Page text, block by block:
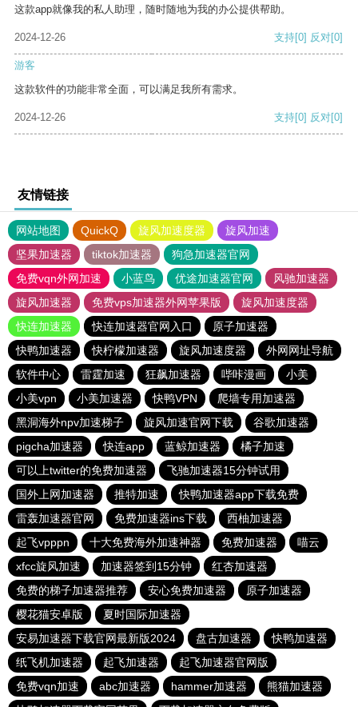
这款app就像我的私人助理，随时随地为我的办公提供帮助。
2024-12-26 支持[0] 反对[0]
游客
这款软件的功能非常全面，可以满足我所有需求。
2024-12-26 支持[0] 反对[0]
友情链接
网站地图 QuickQ 旋风加速度器
旋风加速
坚果加速器
tiktok加速器
狗急加速器官网
免费vqn外网加速
小蓝鸟 优途加速器官网
风驰加速器
旋风加速器
免费vps加速器外网苹果版
旋风加速度器
快连加速器
快连加速器官网入口
原子加速器
快鸭加速器
快柠檬加速器 旋风加速度器
外网网址导航
软件中心
雷霆加速 狂飙加速器 哔咔漫画
小美
小美vpn
小美加速器 快鸭VPN
爬墙专用加速器
黑洞海外npv加速梯子
旋风加速官网下载
谷歌加速器
pigcha加速器
快连app 蓝鲸加速器
橘子加速
可以上twitter的免费加速器
飞驰加速器15分钟试用
国外上网加速器
推特加速
快鸭加速器app下载免费
雷轰加速器官网
免费加速器ins下载
西柚加速器
起飞vpppn
十大免费海外加速神器 免费加速器
喵云
xfcc旋风加速
加速器签到15分钟
红杏加速器
免费的梯子加速器推荐
安心免费加速器
原子加速器
樱花猫安卓版
夏时国际加速器
安易加速器下载官网最新版2024
盘古加速器
快鸭加速器
纸飞机加速器
起飞加速器
起飞加速器官网版
免费vqn加速
abc加速器 hammer加速器
熊猫加速器